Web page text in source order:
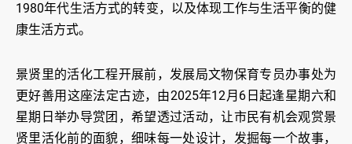
1980年代生活方式的转变，以及体现工作与生活平衡的健
康生活方式。
景贤里的活化工程开展前，发展局文物保育专员办事处为
更好善用这座法定古迹，由2025年12月6日起逢星期六和
星期日举办导赏团，希望透过活动，让市民有机会观赏景
贤里活化前的面貌，细味每一处设计，发掘每一个故事，